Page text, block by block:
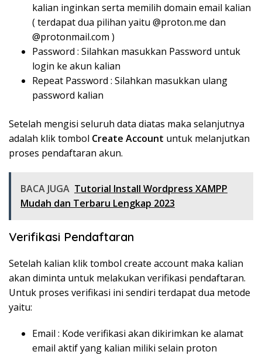
kalian inginkan serta memilih domain email kalian
( terdapat dua pilihan yaitu @proton.me dan
@protonmail.com )
Password : Silahkan masukkan Password untuk
login ke akun kalian
Repeat Password : Silahkan masukkan ulang
password kalian
Setelah mengisi seluruh data diatas maka selanjutnya
adalah klik tombol Create Account untuk melanjutkan
proses pendaftaran akun.
BACA JUGA Tutorial Install Wordpress XAMPP
Mudah dan Terbaru Lengkap 2023
Verifikasi Pendaftaran
Setelah kalian klik tombol create account maka kalian
akan diminta untuk melakukan verifikasi pendaftaran.
Untuk proses verifikasi ini sendiri terdapat dua metode
yaitu:
Email : Kode verifikasi akan dikirimkan ke alamat
email aktif yang kalian miliki selain proton